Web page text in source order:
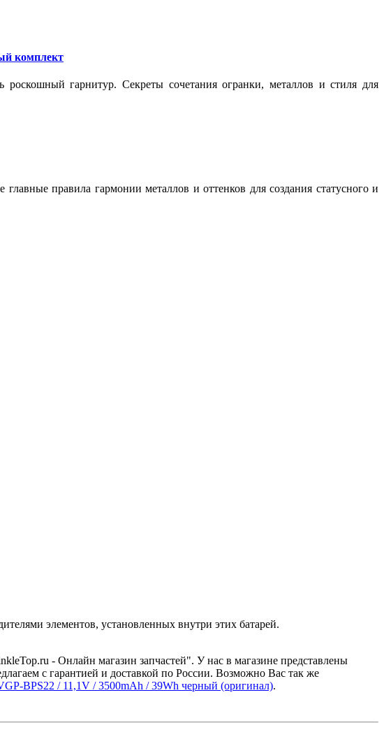
комплект
гарнитур. Секреты сочетания огранки, металлов и стиля для
правила гармонии металлов и оттенков для создания статусного и
элементов, установленных внутри этих батарей.
- Онлайн магазин запчастей". У нас в магазине представлены
с гарантией и доставкой по России. Возможно Вас так же
BPS22 / 11,1V / 3500mAh / 39Wh черный (оригинал).